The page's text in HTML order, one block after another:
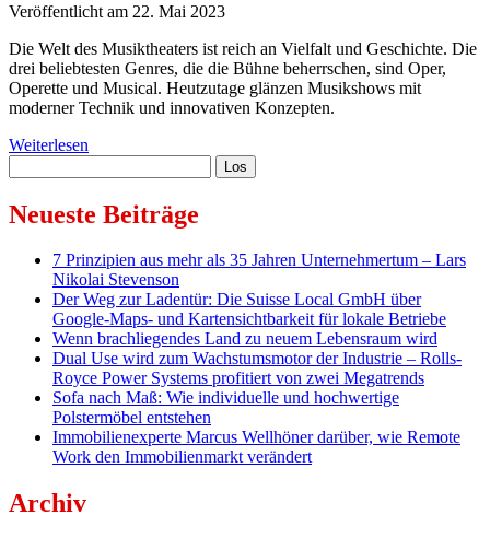
Veröffentlicht am 22. Mai 2023
Die Welt des Musiktheaters ist reich an Vielfalt und Geschichte. Die
drei beliebtesten Genres, die die Bühne beherrschen, sind Oper,
Operette und Musical. Heutzutage glänzen Musikshows mit
moderner Technik und innovativen Konzepten.
Weiterlesen
Oper
zum
Musical:
kurze
Geschichte
des
Musiktheaters
Neueste Beiträge
7 Prinzipien aus mehr als 35 Jahren Unternehmertum – Lars
Nikolai Stevenson
Der Weg zur Ladentür: Die Suisse Local GmbH über
Google-Maps- und Kartensichtbarkeit für lokale Betriebe
Wenn brachliegendes Land zu neuem Lebensraum wird
Dual Use wird zum Wachstumsmotor der Industrie – Rolls-
Royce Power Systems profitiert von zwei Megatrends
Sofa nach Maß: Wie individuelle und hochwertige
Polstermöbel entstehen
Immobilienexperte Marcus Wellhöner darüber, wie Remote
Work den Immobilienmarkt verändert
Archiv